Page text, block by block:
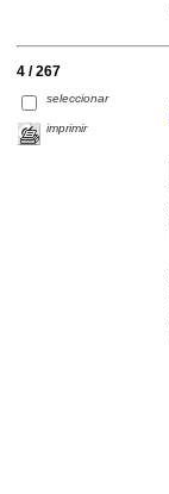
4 / 267
seleccionar
imprimir